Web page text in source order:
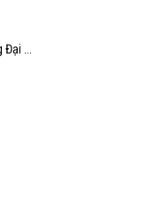
Đại …